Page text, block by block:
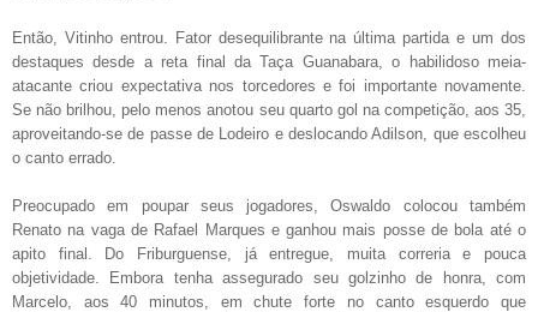
Então, Vitinho entrou. Fator desequilibrante na última partida e um dos
destaques desde a reta final da Taça Guanabara, o habilidoso meia-
atacante criou expectativa nos torcedores e foi importante novamente.
Se não brilhou, pelo menos anotou seu quarto gol na competição, aos 35,
aproveitando-se de passe de Lodeiro e deslocando Adilson, que escolheu
o canto errado.
Preocupado em poupar seus jogadores, Oswaldo colocou também
Renato na vaga de Rafael Marques e ganhou mais posse de bola até o
apito final. Do Friburguense, já entregue, muita correria e pouca
objetividade. Embora tenha assegurado seu golzinho de honra, com
Marcelo, aos 40 minutos, em chute forte no canto esquerdo que